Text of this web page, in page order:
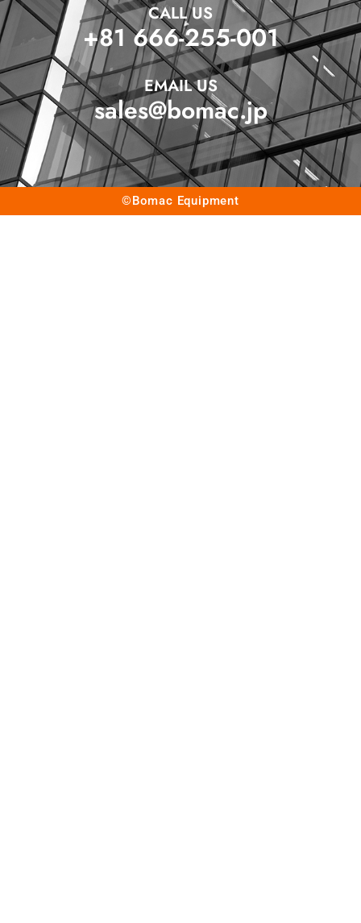
CALL US
+81 666-255-001
EMAIL US
sales@bomac.jp
©Bomac Equipment